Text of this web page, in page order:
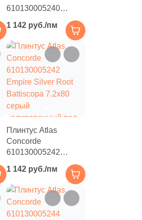
610130005240
Battiscopa 7.2x80
бежевый
полированный под
камень
1 142 руб./пм
Плинтус Atlas
Concorde
610130005242
Empire Silver Root
Battiscopa 7.2x80
серый
полированный под
камень
1 142 руб./пм